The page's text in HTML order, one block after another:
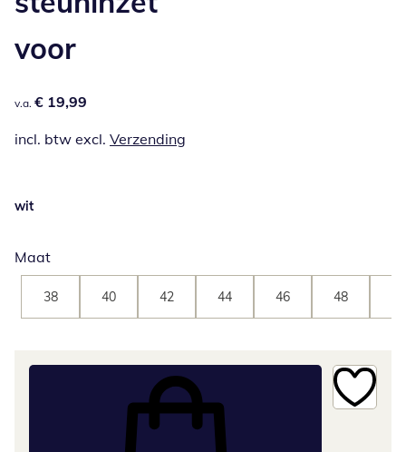
voor
€ 19,99
v.a. € 19,99
incl. btw excl. Verzending
wit
Maat
38 40 42 44 46 48